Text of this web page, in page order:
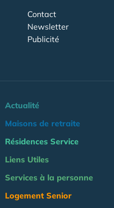
Contact
Newsletter
Publicité
Actualité
Maisons de retraite
Résidences Service
Liens Utiles
Services à la personne
Logement Senior